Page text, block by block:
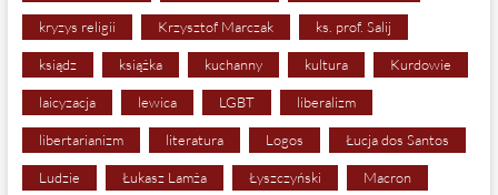
kryzys religii Krzysztof Marczak ks. prof. Salij
ksiądz książka kuchanny kultura Kurdowie
laicyzacja lewica LGBT liberalizm
libertarianizm literatura Logos Łucja dos Santos
Ludzie Łukasz Lamża Łyszczyński Macron